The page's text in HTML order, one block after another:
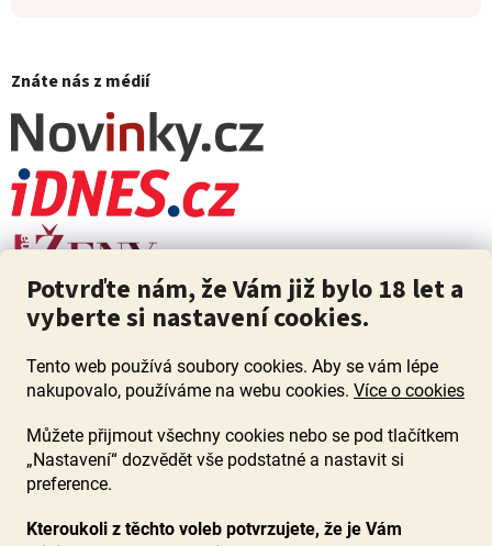
Potvrďte nám, že Vám již bylo 18 let a
vyberte si nastavení cookies.
Tento web používá soubory cookies. Aby se vám lépe
nakupovalo, používáme na webu cookies. Více o cookies
Můžete přijmout všechny cookies nebo se pod tlačítkem
„Nastavení“ dozvědět vše podstatné a nastavit si
preference.
Kteroukoli z těchto voleb potvrzujete, že je Vám
Znáte nás z médií
ZÁKAZ PRODEJE ALKOHOLU OSOBÁM MLADŠÍM 18 LET. Pijte s
mírou i když pijete s Mírou.